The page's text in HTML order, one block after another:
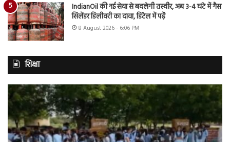
IndianOil की नई सेवा से बदलेगी तस्वीर, अब 3-4 घंटे में गैस
सिलेंडर डिलीवरी का दावा, डिटेल में पढ़ें
8 August 2026 - 6:06 PM
शिक्षा